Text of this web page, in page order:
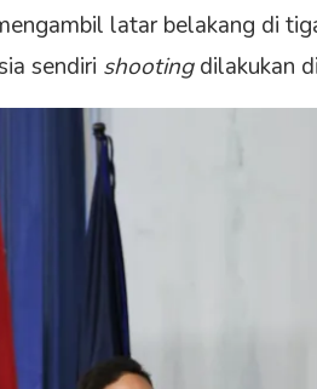
latar belakang di
sendiri shootingdilakukan di